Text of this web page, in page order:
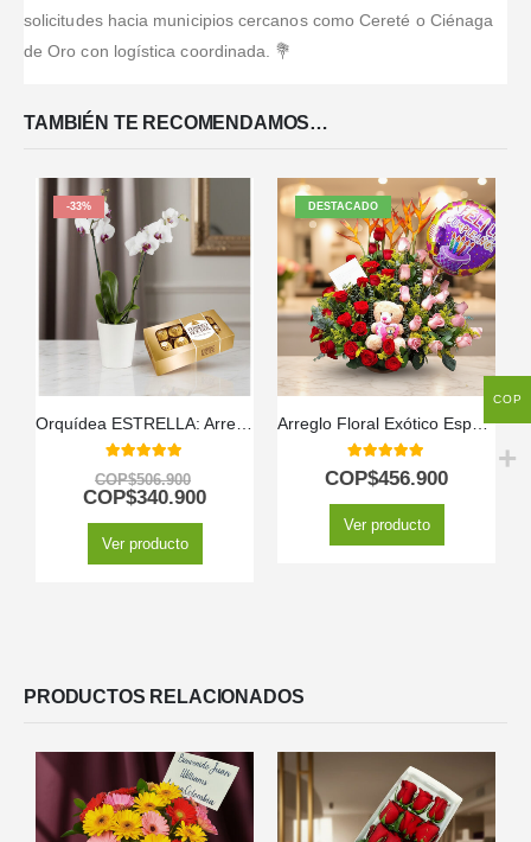
solicitudes hacia municipios cercanos como Cereté o Ciénaga
de Oro con logística coordinada. 💐
TAMBIÉN TE RECOMENDAMOS…
-33%
5.00
COP$506.900
COP$340.900
Ver producto
DESTACADO
Arreglo Floral Exótico Especial
5.00out of 5
COP$456.900
Ver producto
PRODUCTOS RELACIONADOS
COP